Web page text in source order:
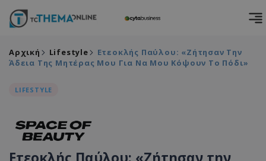
Αρχική Lifestyle
Ετεοκλής Παύλου: «Ζήτησαν Την
Άδεια Της Μητέρας Μου Για Να Μου Κόψουν Το Πόδι»
LIFESTYLE